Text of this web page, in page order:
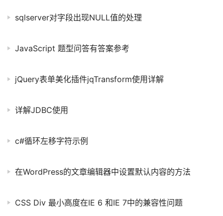
sqlserver对字段出现NULL值的处理
JavaScript 题型问答有答案参考
jQuery表单美化插件jqTransform使用详解
详解JDBC使用
c#循环左移字符示例
在WordPress的文章编辑器中设置默认内容的方法
CSS Div 最小高度在IE 6 和IE 7中的兼容性问题